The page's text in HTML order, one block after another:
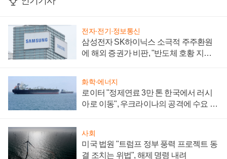
전자·전기·정보통신
삼성전자 SK하이닉스 소극적 주주환원
에 해외 증권가 비판, "반도체 호황 지속
화학·에너지
로이터 "정제연료 3만 톤 한국에서 러시
아로 이동", 우크라이나의 공격에 수요 늘
사회
미국 법원 "트럼프 정부 풍력 프로젝트 동
결 조치는 위법", 해제 명령 내려